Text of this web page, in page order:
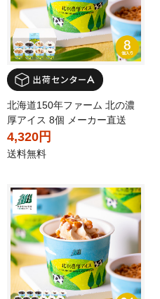
北海道150年ファーム 北の濃
厚アイス 8個 メーカー直送
4,320円
送料無料